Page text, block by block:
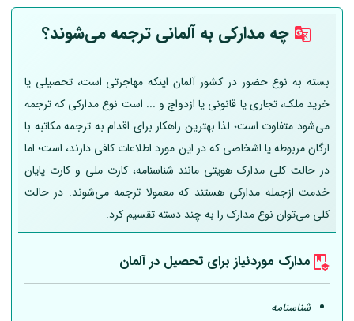
چه مدارکی بهآلمانی ترجمه می‌شوند؟
بسته به نوع حضور در کشور آلمان اینکه مهاجرتی است، تحصیلی یا
خرید ملک، تجاری یا قانونی یا ازدواج و ... است نوع مدارکی که ترجمه
می‌شود متفاوت است؛ لذا بهترین راهکار برای اقدام به ترجمه مکاتبه با
ارگان مربوطه یا اشخاصی که در این مورد اطلاعات کافی دارند، است؛ اما
در حالت کلی مدارک هویتی مانند شناسنامه، کارت ملی و کارت پایان
خدمت ازجمله مدارکی هستند که معمولا ترجمه می‌شوند. در حالت
کلی می‌توان نوع مدارک را به چند دسته تقسیم کرد.
مدارک موردنیاز برای تحصیل درآلمان
شناسنامه